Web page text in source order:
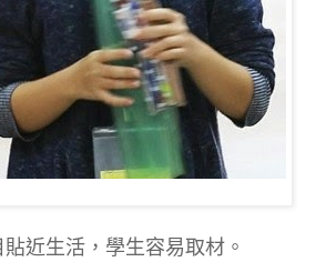
近生活，學生容易取材。